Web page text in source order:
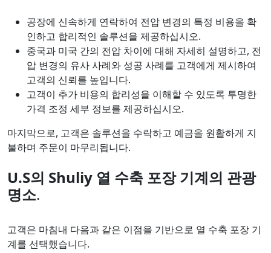
공장에 신속하게 연락하여 전압 변경의 특정 비용을 확
인하고 합리적인 솔루션을 제공하십시오.
중국과 미국 간의 전압 차이에 대해 자세히 설명하고, 전
압 변경의 유사 사례와 성공 사례를 고객에게 제시하여
고객의 신뢰를 높입니다.
고객이 추가 비용의 합리성을 이해할 수 있도록 투명한
가격 조정 세부 정보를 제공하십시오.
마지막으로, 고객은 솔루션을 수락하고 예금을 원활하게 지
불하며 주문이 마무리됩니다.
U.S의 Shuliy 열 수축 포장 기계의 관광
명소.
고객은 마침내 다음과 같은 이점을 기반으로 열 수축 포장 기
계를 선택했습니다.